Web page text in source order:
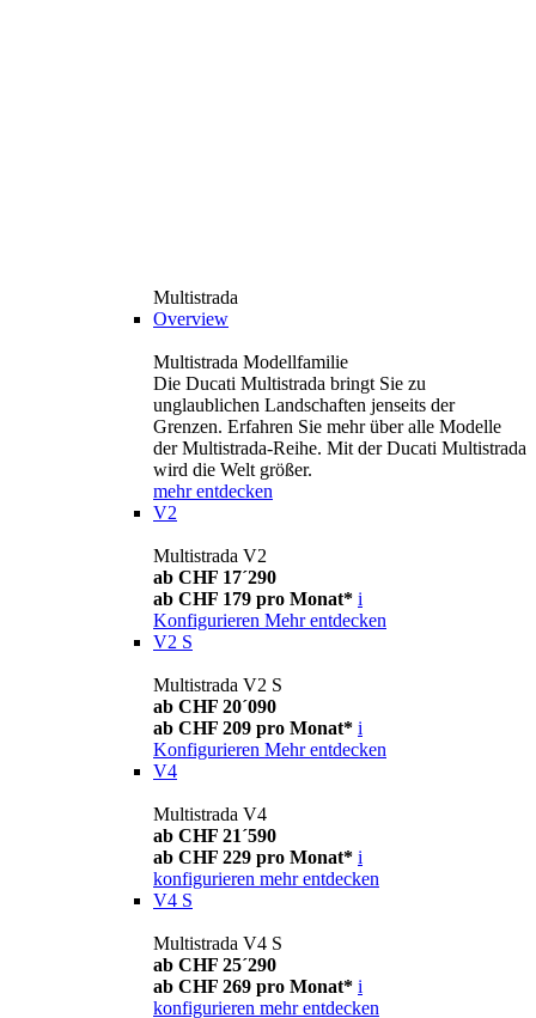
Multistrada
Overview
Multistrada Modellfamilie
Die Ducati Multistrada bringt Sie zu
unglaublichen Landschaften jenseits der
Grenzen. Erfahren Sie mehr über alle Modelle
der Multistrada-Reihe. Mit der Ducati Multistrada
wird die Welt größer.
mehr entdecken
V2
Multistrada V2
ab CHF 17´290
ab CHF 179 pro Monat* i
Konfigurieren Mehr entdecken
V2 S
Multistrada V2 S
ab CHF 20´090
ab CHF 209 pro Monat* i
Konfigurieren Mehr entdecken
V4
Multistrada V4
ab CHF 21´590
ab CHF 229 pro Monat* i
konfigurieren mehr entdecken
V4 S
Multistrada V4 S
ab CHF 25´290
ab CHF 269 pro Monat* i
konfigurieren mehr entdecken